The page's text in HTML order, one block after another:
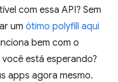
com essa API? Sem
um ótimo polyfill aqui
bem com o
você está esperando?
apps agora mesmo.